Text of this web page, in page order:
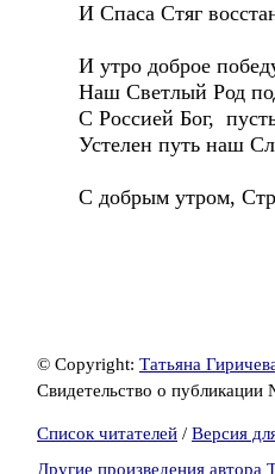
И Спаса Стяг
И утро доброе
Наш Светлый Род
С Россией Бог,
Устелен путь наш
С добрым утром,
© Copyright: Татьяна
Свидетельство о
Список читателей / Версия
Другие произведения автора